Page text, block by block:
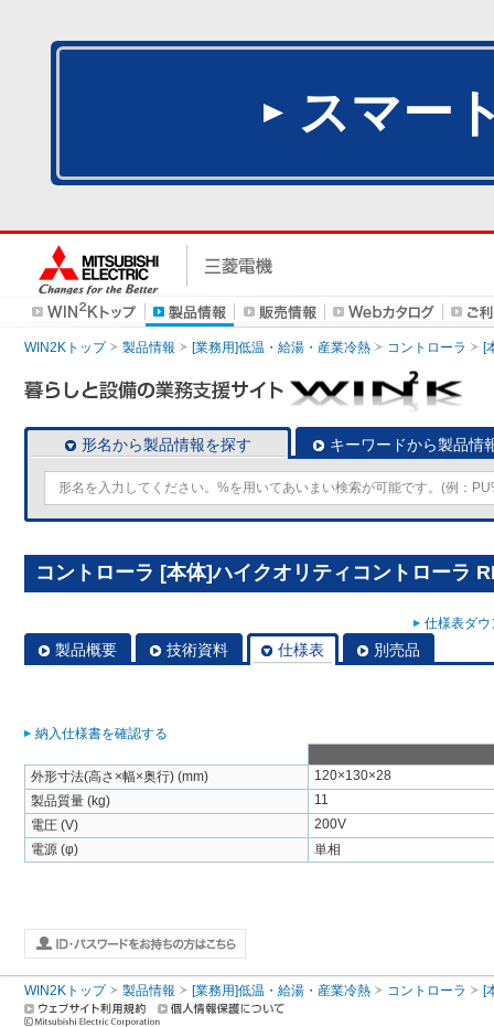
スマー
WIN2Kトップ 製品情報 [業務用]低温・給湯・産業冷熱 コントローラ [
形名から製品情報を探す キーワードから製品情
コントローラ [本体]ハイクオリティコントローラ
仕様表ダ
製品概要 技術資料 仕様表 別売品
納入仕様書を確認する
外形寸法(高さ×幅×奥行) (mm)
120×130×28
製品質量 (kg)
11
電圧 (V)
200V
電源 (φ)
単相
WIN2Kトップ 製品情報 [業務用]低温・給湯・産業冷熱 コントローラ [